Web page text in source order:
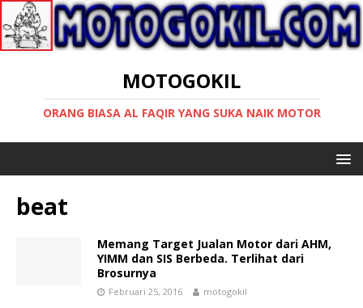
MOTOGOKIL
ORANG BIASA AL FAQIR YANG SUKA NAIK MOTOR
beat
Memang Target Jualan Motor dari AHM,
YIMM dan SIS Berbeda. Terlihat dari
Brosurnya
Februari 25, 2016 motogokil